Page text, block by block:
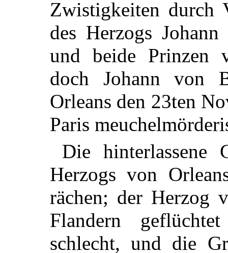
Zwistigkeiten durch
des Herzogs
und beide Prinzen
doch Johann von
Orleans den 23ten
Paris
Die hinterlassene
Herzogs von
rächen; der Herzog
Flandern
schlecht, und die